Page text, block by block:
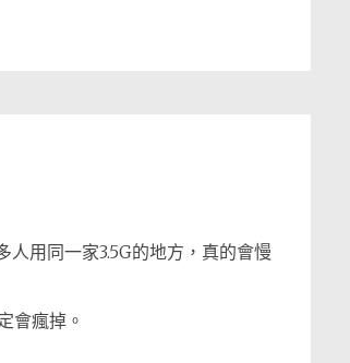
人用同一家3.5G的地方，真的會慢
會瘋掉。